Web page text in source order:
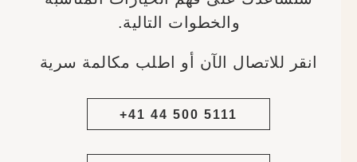
والخطوات التالية.
انقر للاتصال الآن أو اطلب مكالمة سرية
+41 44 500 5111